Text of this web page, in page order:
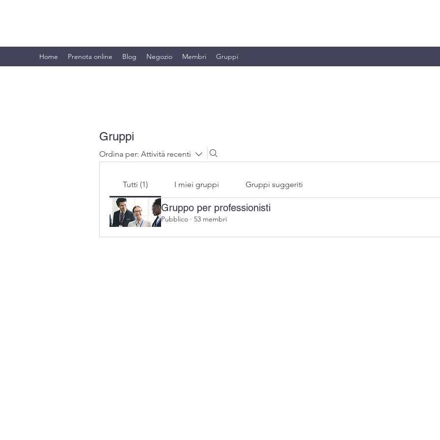
Home Prenota online Blog Negozio Membri Gruppi
Gruppi
Ordina per: Attività recenti
Tutti (1) I miei gruppi Gruppi suggeriti
Gruppo per professionisti
Pubblico · 53 membri